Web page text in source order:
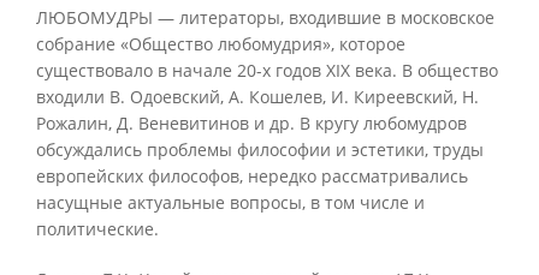
ЛЮБОМУДРЫ — литераторы, входившие в московское
собрание «Общество любомудрия», которое
существовало в начале 20-х годов XIX века. В общество
входили В. Одоевский, А. Кошелев, И. Киреевский, Н.
Рожалин, Д. Веневитинов и др. В кругу любомудров
обсуждались проблемы философии и эстетики, труды
европейских философов, нередко рассматривались
насущные актуальные вопросы, в том числе и
политические.